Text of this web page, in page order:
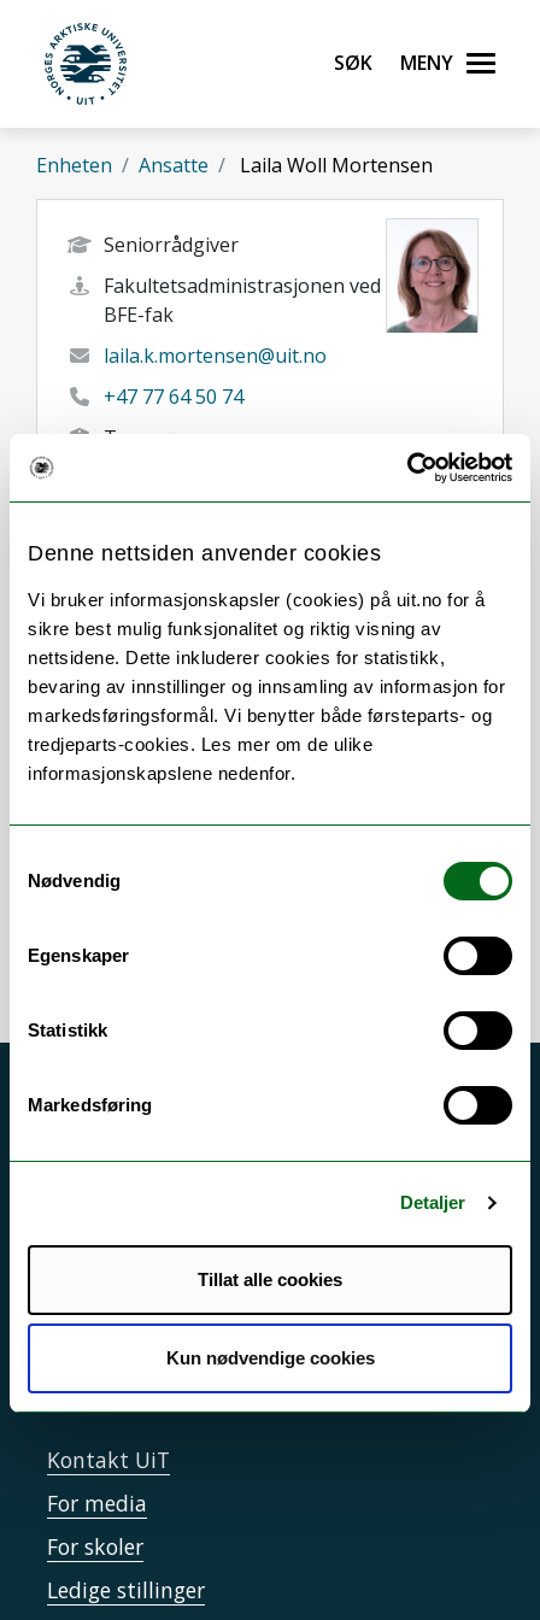
Denne nettsiden anvender cookies
Vi bruker informasjonskapsler (cookies) på uit.no for å
sikre best mulig funksjonalitet og riktig visning av
nettsidene. Dette inkluderer cookies for statistikk,
bevaring av innstillinger og innsamling av informasjon for
markedsføringsformål. Vi benytter både førsteparts- og
tredjeparts-cookies. Les mer om de ulike
informasjonskapslene nedenfor.
Nødvendig
Egenskaper
Statistikk
Markedsføring
Detaljer
Tillat alle cookies
Kun nødvendige cookies
Gå til hovedinnhold
UiT Norges arktiske universitet
Søk Meny
Enheten Ansatte Laila Woll Mortensen
Seniorrådgiver
Fakultetsadministrasjonen ved
BFE-fak
laila.k.mortensen@uit.no
+47 77 64 50 74
Tromsø
Om
Forskning og undervisning
Her finner du meg
Arbeidsområder
Akutt hjelp
Sikkerhet, beredskap og personvern
Informasjonskapsler
Tilgjengelighetserklæring
Kontakt UiT
For media
For skoler
Ledige stillinger